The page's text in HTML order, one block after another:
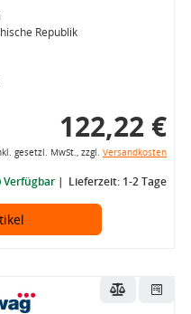
Republik
122,22 €
gesetzl. MwSt., zzgl. Versandkosten
Verfügbar Lieferzeit: 1-2 Tage